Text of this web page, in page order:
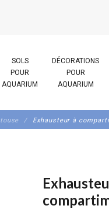
SOLS
POUR
AQUARIUM
DÉCORATIONS
POUR
AQUARIUM
Exhausteur à